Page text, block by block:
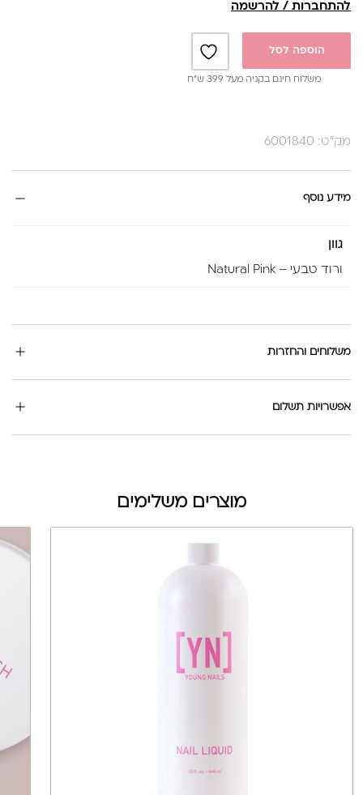
להתחברות / להרשמה
הוספה לסל
משלוח חינם בקניה מעל 399 ש”ח
מק"ט: 6001840
מידע נוסף
גוון
ורוד טבעי – Natural Pink
משלוחים והחזרות
אפשרויות תשלום
מוצרים משלימים